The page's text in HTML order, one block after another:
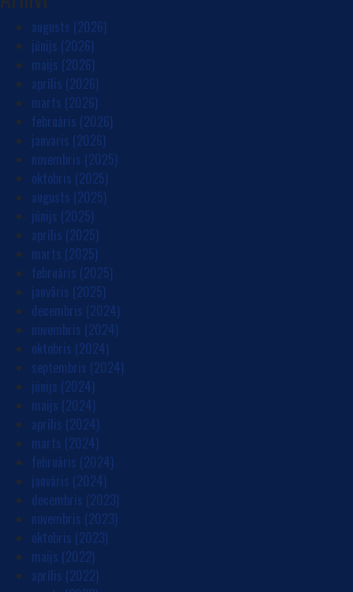
augusts (2026)
jūnijs (2026)
maijs (2026)
aprīlis (2026)
marts (2026)
februāris (2026)
janvāris (2026)
novembris (2025)
oktobris (2025)
augusts (2025)
jūnijs (2025)
aprīlis (2025)
marts (2025)
februāris (2025)
janvāris (2025)
decembris (2024)
novembris (2024)
oktobris (2024)
septembris (2024)
jūnijs (2024)
maijs (2024)
aprīlis (2024)
marts (2024)
februāris (2024)
janvāris (2024)
decembris (2023)
novembris (2023)
oktobris (2023)
maijs (2022)
aprīlis (2022)